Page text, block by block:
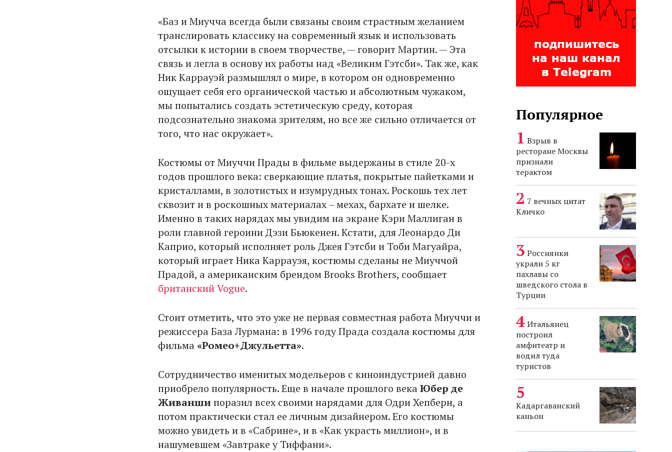
«Баз и Миучча всегда были связаны своим страстным желанием
транслировать классику на современный язык и использовать
отсылки к истории в своем творчестве, — говорит Мартин. — Эта
связь и легла в основу их работы над «Великим Гэтсби». Так же, как
Ник Каррауэй размышлял о мире, в котором он одновременно
ощущает себя его органической частью и абсолютным чужаком,
мы попытались создать эстетическую среду, которая
подсознательно знакома зрителям, но все же сильно отличается от
того, что нас окружает».
Костюмы от Миуччи Прады в фильме выдержаны в стиле 20-х
годов прошлого века: сверкающие платья, покрытые пайетками и
кристаллами, в золотистых и изумрудных тонах. Роскошь тех лет
сквозит и в роскошных материалах – мехах, бархате и шелке.
Именно в таких нарядах мы увидим на экране Кэри Маллиган в
роли главной героини Дэзи Бьюкенен. Кстати, для Леонардо Ди
Каприо, который исполняет роль Джея Гэтсби и Тоби Магуайра,
который играет Ника Каррауэя, костюмы сделаны не Миуччой
Прадой, а американским брендом Brooks Brothers, сообщает
британский Vogue.
Стоит отметить, что это уже не первая совместная работа Миуччи и
режиссера База Лурмана: в 1996 году Прада создала костюмы для
фильма«Ромео+Джульетта».
Сотрудничество именитых модельеров с киноиндустрией давно
приобрело популярность. Еще в начале прошлого векаЮбер де
Живаншипоразил всех своими нарядами для Одри Хепберн, а
потом практически стал ее личным дизайнером. Его костюмы
можно увидеть и в «Сабрине», и в «Как украсть миллион», и в
нашумевшем «Завтраке у Тиффани».
Популярное
Взрыв в
ресторане Москвы
признали
терактом
7 вечных цитат
Кличко
Россиянки
украли 5 кг
пахлавы со
шведского стола в
Турции
Итальянец
построил
амфитеатр и
водил туда
туристов
Кадаргаванский
каньон